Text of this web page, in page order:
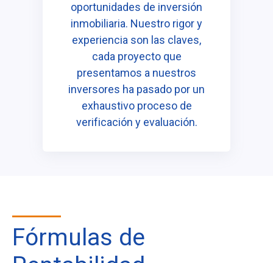
oportunidades de inversión
inmobiliaria. Nuestro rigor y
experiencia son las claves,
cada proyecto que
presentamos a nuestros
inversores ha pasado por un
exhaustivo proceso de
verificación y evaluación.
Fórmulas de